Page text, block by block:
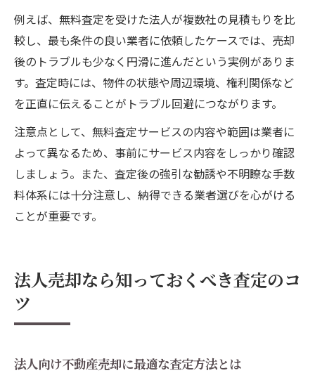
例えば、無料査定を受けた法人が複数社の見積もりを比
較し、最も条件の良い業者に依頼したケースでは、売却
後のトラブルも少なく円滑に進んだという実例がありま
す。査定時には、物件の状態や周辺環境、権利関係など
を正直に伝えることがトラブル回避につながります。
注意点として、無料査定サービスの内容や範囲は業者に
よって異なるため、事前にサービス内容をしっかり確認
しましょう。また、査定後の強引な勧誘や不明瞭な手数
料体系には十分注意し、納得できる業者選びを心がける
ことが重要です。
法人売却なら知っておくべき査定のコ
ツ
法人向け不動産売却に最適な査定方法とは